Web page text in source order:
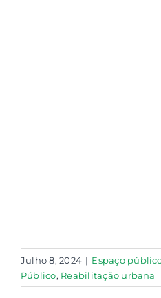
Julho 8, 2024 | Espaço
Público, Reabilitação urbana